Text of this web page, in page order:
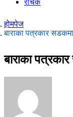
रोचक
होमपेज
बाराका पत्रकार सडकमा
बाराका